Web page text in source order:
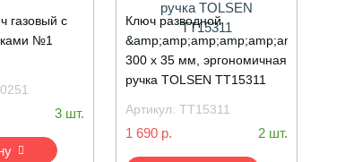
газовый с
№1
3 шт.
Ключ разводной
300 х 35 мм, эргономичная
ручка TOLSEN TT15311
Артикул:TT15311
1 690 р. 2 шт.